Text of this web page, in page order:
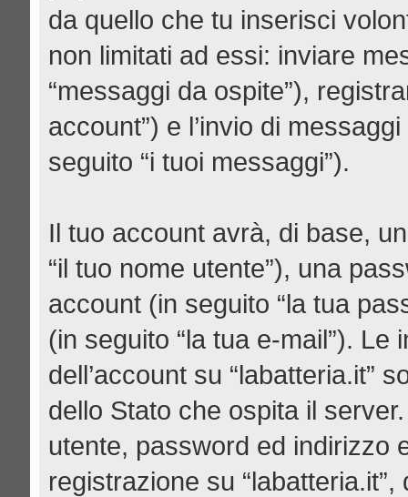
da quello che tu inserisci
non limitati ad essi: inviare
“messaggi da ospite”),
account”) e l’invio di
seguito “i tuoi messaggi”).
Il tuo account avrà, di base,
“il tuo nome utente”), una
account (in seguito “la tua
(in seguito “la tua e-mail”). Le
dell’account su “labatteria.it”
dello Stato che ospita il
utente, password ed indirizzo
registrazione su